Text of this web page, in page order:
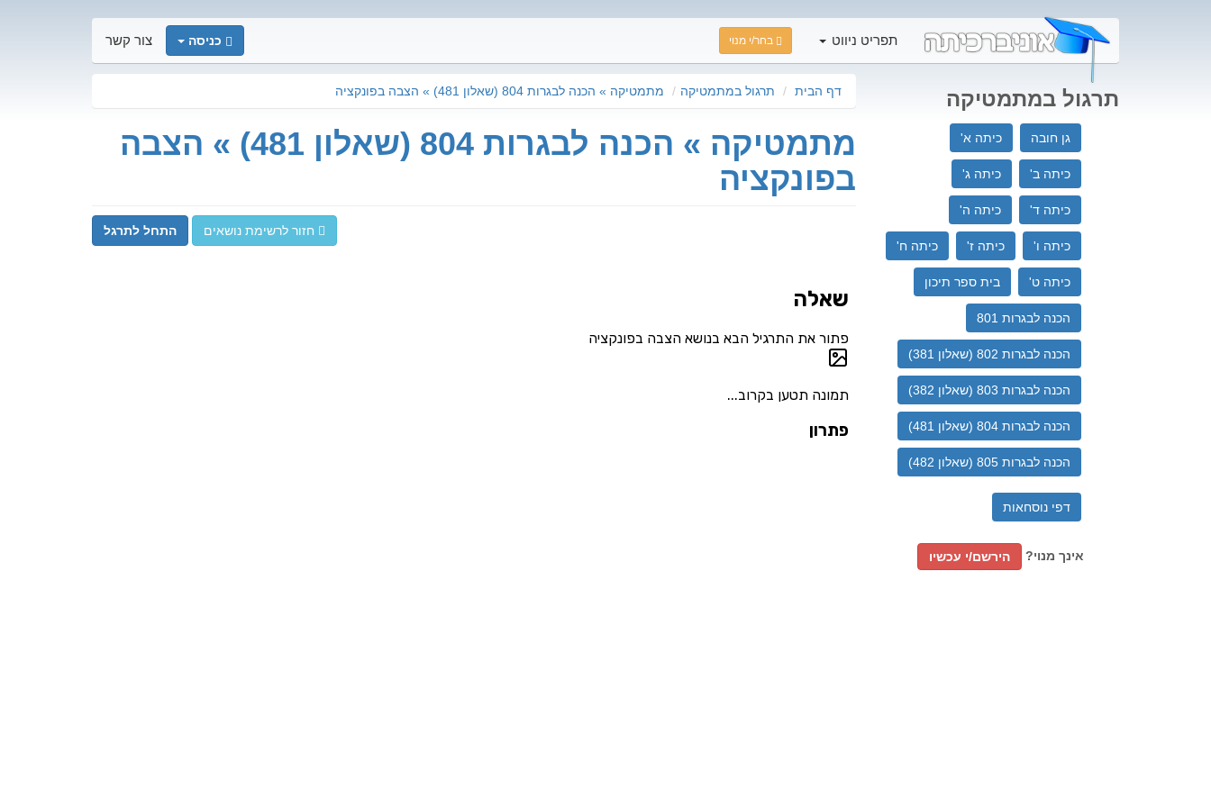
תפריט ניווט בחר/י מנוי כניסה צור קשר
תרגול במתמטיקה
גן חובה כיתה א'
כיתה ב' כיתה ג'
כיתה ד' כיתה ה'
כיתה ו' כיתה ז' כיתה ח'
כיתה ט' בית ספר תיכון‬
הכנה לבגרות 801
הכנה לבגרות 802 (שאלון 381)
הכנה לבגרות 803 (שאלון 382)
הכנה לבגרות 804 (שאלון 481)
הכנה לבגרות 805 (שאלון 482)
דפי נוסחאות
אינך מנוי? הירשם/י עכשיו
דף הבית תרגול במתמטיקה מתמטיקה » הכנה לבגרות 804 (שאלון 481) » הצבה בפונקציה
מתמטיקה » הכנה לבגרות 804 (שאלון 481) » הצבה
בפונקציה
חזור לרשימת נושאים התחל לתרגל